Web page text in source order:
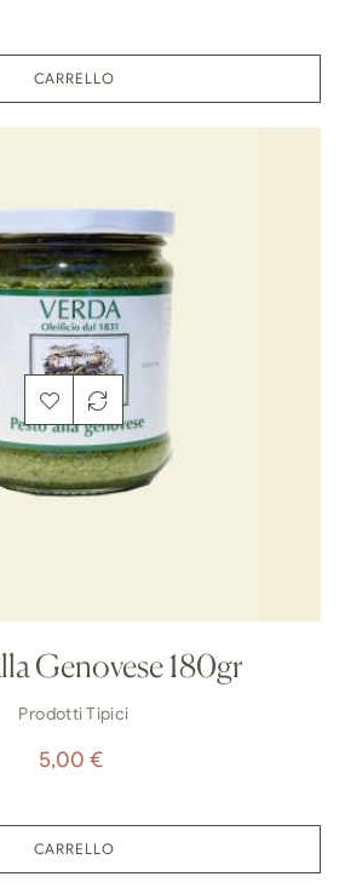
CARRELLO
Genovese 180gr
Prodotti Tipici
Prezzo
5,00 €
CARRELLO